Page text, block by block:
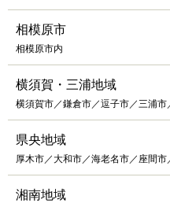
相模原市
相模原市内
横須賀・三浦地域
横須賀市／鎌倉市／逗子市／三浦市
県央地域
厚木市／大和市／海老名市／座間
湘南地域